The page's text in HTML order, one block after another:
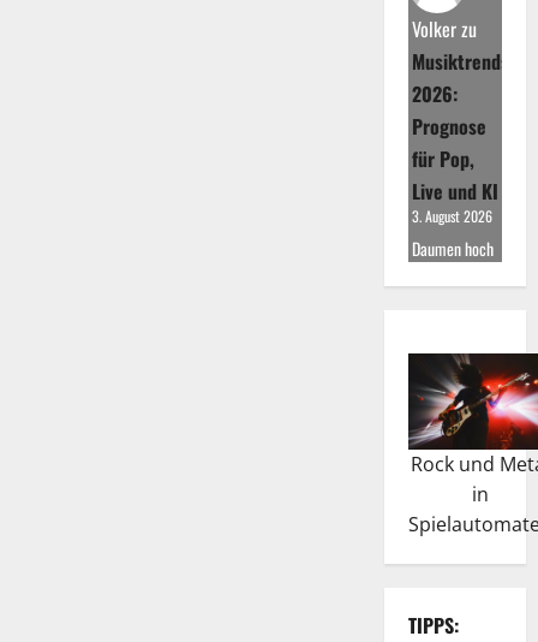
Volkerzu
Musiktrends
2026:
Prognose
für Pop,
Live und KI
3. August 2026
Daumen hoch
Rock und
in
TIPPS: